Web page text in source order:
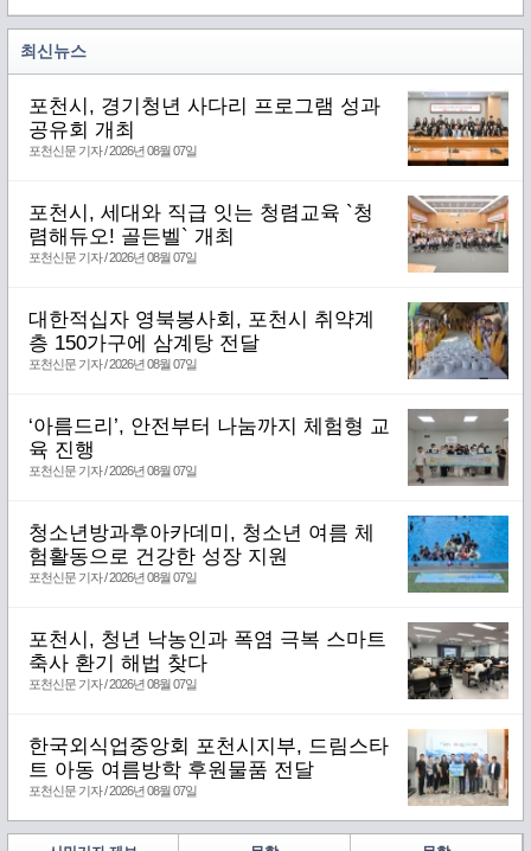
최신뉴스
포천시, 경기청년 사다리 프로그램 성과
공유회 개최
포천신문 기자 / 2026년 08월 07일
포천시, 세대와 직급 잇는 청렴교육 `청
렴해듀오! 골든벨` 개최
포천신문 기자 / 2026년 08월 07일
대한적십자 영북봉사회, 포천시 취약계
층 150가구에 삼계탕 전달
포천신문 기자 / 2026년 08월 07일
‘아름드리’, 안전부터 나눔까지 체험형 교
육 진행
포천신문 기자 / 2026년 08월 07일
청소년방과후아카데미, 청소년 여름 체
험활동으로 건강한 성장 지원
포천신문 기자 / 2026년 08월 07일
포천시, 청년 낙농인과 폭염 극복 스마트
축사 환기 해법 찾다
포천신문 기자 / 2026년 08월 07일
한국외식업중앙회 포천시지부, 드림스타
트 아동 여름방학 후원물품 전달
포천신문 기자 / 2026년 08월 07일